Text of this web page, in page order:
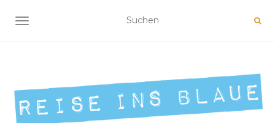
NAVIGATION UMSCHALTEN